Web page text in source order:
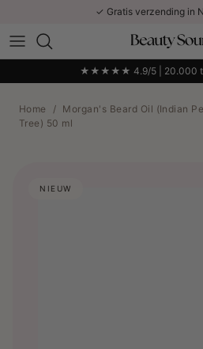
✓ Gratis verzending in
★★★★★ 4.9/5 | 20.000
Home / Morgan's Beard Oil (Indian
Tree) 50 ml
NIEUW